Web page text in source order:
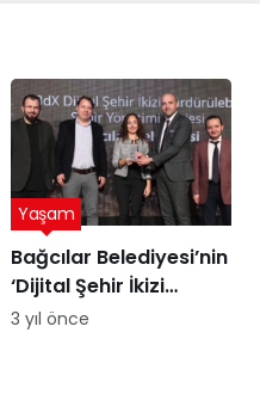
Bağcılar Belediyesi’nin
‘Dijital Şehir İkizi
Sürdürülebilir Şehir
Yaşam
3 yıl önce